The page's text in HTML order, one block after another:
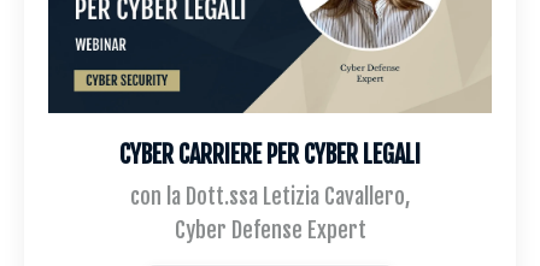
CYBER CARRIERE PER CYBER LEGALI
con la Dott.ssa Letizia Cavallero,
Cyber Defense Expert